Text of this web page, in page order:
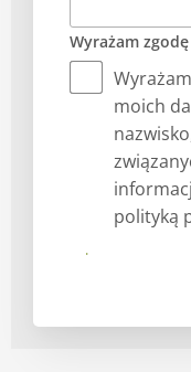
Wyrażam
moich
polityką
Prześlij